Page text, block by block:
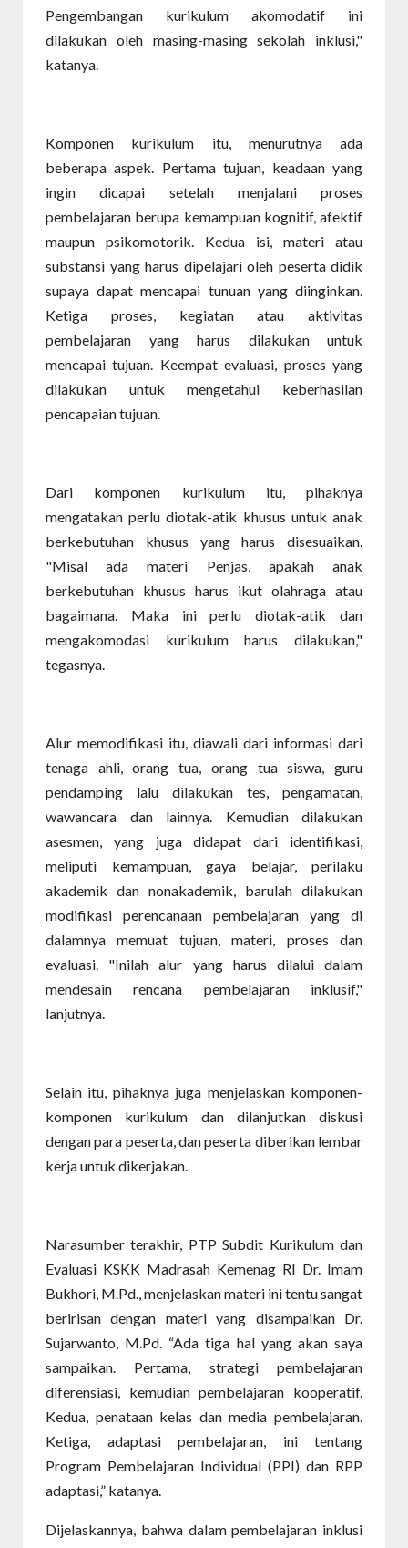
Pengembangan kurikulum akomodatif ini
dilakukan oleh masing-masing sekolah inklusi,"
katanya.
Komponen kurikulum itu, menurutnya ada
beberapa aspek. Pertama tujuan, keadaan yang
ingin dicapai setelah menjalani proses
pembelajaran berupa kemampuan kognitif, afektif
maupun psikomotorik. Kedua isi, materi atau
substansi yang harus dipelajari oleh peserta didik
supaya dapat mencapai tunuan yang diinginkan.
Ketiga proses, kegiatan atau aktivitas
pembelajaran yang harus dilakukan untuk
mencapai tujuan. Keempat evaluasi, proses yang
dilakukan untuk mengetahui keberhasilan
pencapaian tujuan.
Dari komponen kurikulum itu, pihaknya
mengatakan perlu diotak-atik khusus untuk anak
berkebutuhan khusus yang harus disesuaikan.
"Misal ada materi Penjas, apakah anak
berkebutuhan khusus harus ikut olahraga atau
bagaimana. Maka ini perlu diotak-atik dan
mengakomodasi kurikulum harus dilakukan,"
tegasnya.
Alur memodifikasi itu, diawali dari informasi dari
tenaga ahli, orang tua, orang tua siswa, guru
pendamping lalu dilakukan tes, pengamatan,
wawancara dan lainnya. Kemudian dilakukan
asesmen, yang juga didapat dari identifikasi,
meliputi kemampuan, gaya belajar, perilaku
akademik dan nonakademik, barulah dilakukan
modifikasi perencanaan pembelajaran yang di
dalamnya memuat tujuan, materi, proses dan
evaluasi. "Inilah alur yang harus dilalui dalam
mendesain rencana pembelajaran inklusif,"
lanjutnya.
Selain itu, pihaknya juga menjelaskan komponen-
komponen kurikulum dan dilanjutkan diskusi
dengan para peserta, dan peserta diberikan lembar
kerja untuk dikerjakan.
Narasumber terakhir, PTP Subdit Kurikulum dan
Evaluasi KSKK Madrasah Kemenag RI Dr. Imam
Bukhori, M.Pd., menjelaskan materi ini tentu sangat
beririsan dengan materi yang disampaikan Dr.
Sujarwanto, M.Pd. “Ada tiga hal yang akan saya
sampaikan. Pertama, strategi pembelajaran
diferensiasi, kemudian pembelajaran kooperatif.
Kedua, penataan kelas dan media pembelajaran.
Ketiga, adaptasi pembelajaran, ini tentang
Program Pembelajaran Individual (PPI) dan RPP
adaptasi,” katanya.
Dijelaskannya, bahwa dalam pembelajaran inklusi